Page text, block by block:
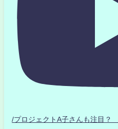
/プロジェクトA子さんも注目？